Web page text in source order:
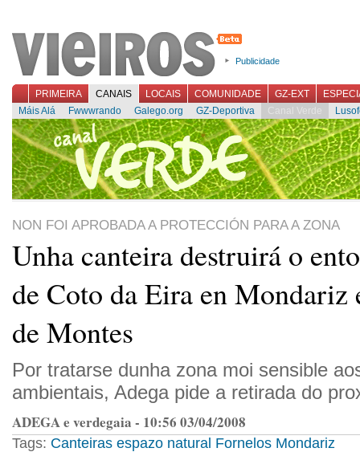
Publicidade
PRIMEIRA CANAIS LOCAIS COMUNIDADE GZ-EXT
Máis Alá
Fwwwrando Galego.org GZ-Deportiva Canal Verde
NON FOI APROBADA A PROTECCIÓN PARA A ZONA
Unha canteira destruirá o
de Coto da Eira en Mondariz
de Montes
Por tratarse dunha zona moi sensible
ambientais, Adega pide a retirada do
ADEGA e verdegaia - 10:56 03/04/2008
Tags: Canteiras espazo natural Fornelos Mondariz